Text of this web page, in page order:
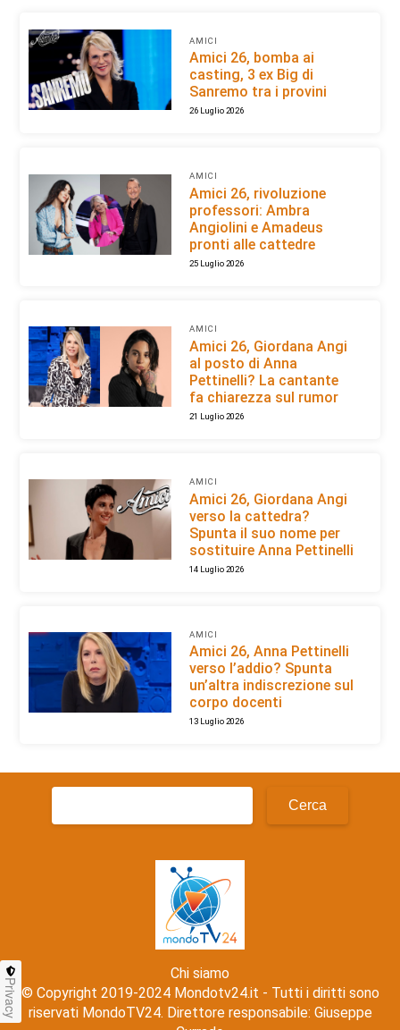
AMICI
Amici 26, bomba ai
casting, 3 ex Big di
Sanremo tra i provini
26 Luglio 2026
AMICI
Amici 26, rivoluzione
professori: Ambra
Angiolini e Amadeus
pronti alle cattedre
25 Luglio 2026
AMICI
Amici 26, Giordana Angi
al posto di Anna
Pettinelli? La cantante
fa chiarezza sul rumor
21 Luglio 2026
AMICI
Amici 26, Giordana Angi
verso la cattedra?
Spunta il suo nome per
sostituire Anna Pettinelli
14 Luglio 2026
AMICI
Amici 26, Anna Pettinelli
verso l’addio? Spunta
un’altra indiscrezione sul
corpo docenti
13 Luglio 2026
Chi siamo
© Copyright 2019-2024 Mondotv24.it - Tutti i diritti sono
riservati MondoTV24. Direttore responsabile: Giuseppe
Privacy